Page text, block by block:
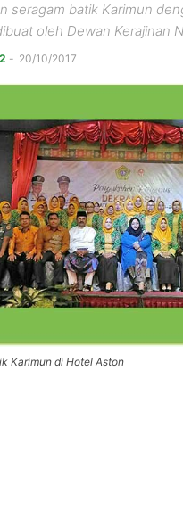
seragam batik Karimun
oleh Dewan Kerajinan
- 20/10/2017
Karimun di Hotel Aston